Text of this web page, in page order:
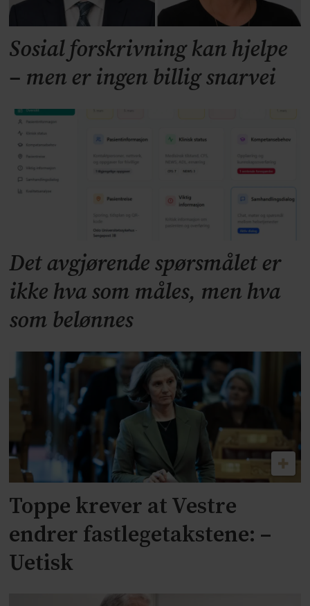
Sosial forskrivning kan hjelpe
– men er ingen billig snarvei
Det avgjørende spørsmålet er
ikke hva som måles, men hva
som belønnes
Toppe krever at Vestre
endrer fastlegetakstene: –
Uetisk